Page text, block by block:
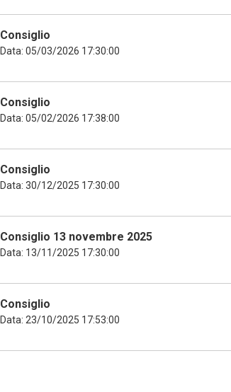
Consiglio
Data: 05/03/2026 17:30:00
Consiglio
Data: 05/02/2026 17:38:00
Consiglio
Data: 30/12/2025 17:30:00
Consiglio 13 novembre 2025
Data: 13/11/2025 17:30:00
Consiglio
Data: 23/10/2025 17:53:00